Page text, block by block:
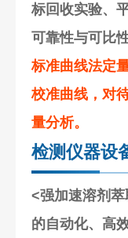
标回收实验、
可靠性与可比性
标准曲线法定
校准曲线，对
量分析。
检测仪器设
<强加速溶剂
的自动化、高